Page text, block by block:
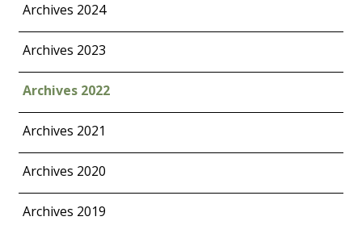
Archives 2024
Archives 2023
Archives 2022
Archives 2021
Archives 2020
Archives 2019